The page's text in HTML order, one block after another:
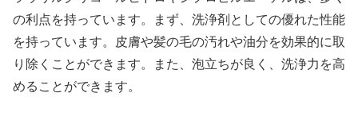
の利点を持っています。まず、洗浄剤としての優れた性能
を持っています。皮膚や髪の毛の汚れや油分を効果的に取
り除くことができます。また、泡立ちが良く、洗浄力を高
めることができます。